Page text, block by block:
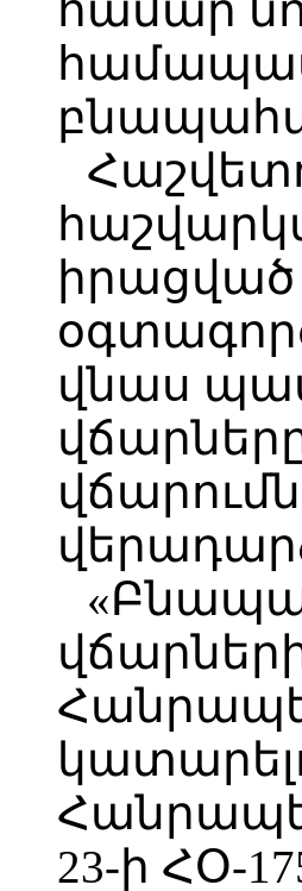
համար
վնաս
23-ի ՀՕ-